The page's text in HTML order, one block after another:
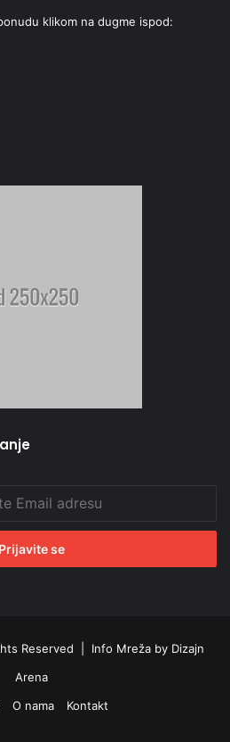
klikom na dugme ispod:
Reserved | Info Mreža by Dizajn
Arena
O nama Kontakt